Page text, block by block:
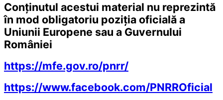
Conținutul acestui material nu reprezintă
în mod obligatoriu poziția oficială a
Uniunii Europene sau a Guvernului
României
https://mfe.gov.ro/pnrr/
https://www.facebook.com/PNRROficial